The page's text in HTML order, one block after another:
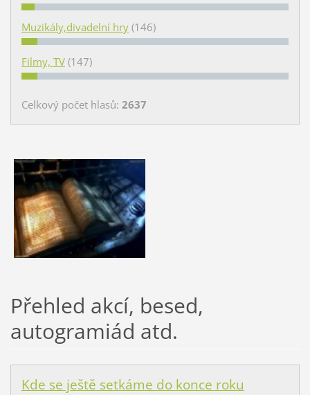
Muzikály,divadelní hry (146)
Filmy, TV (147)
Celkový počet hlasů: 2637
Přehled akcí, besed,
autogramiád atd.
Kde se ještě setkáme do konce roku